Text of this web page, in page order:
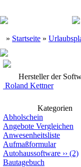
» Startseite »
Hersteller der
Roland Kettner
Kategorien
Abholschein
Angebote Vergleichen
Anwesenheitsliste
Aufmaßformular
Autohaussoftware ›› (2)
Bautagebuch